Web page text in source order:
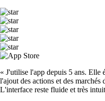
« J'utilise l'app depuis 5 ans. Elle
l'ajout des actions et des
L'interface reste fluide et très